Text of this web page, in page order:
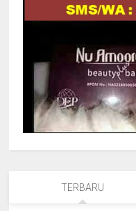
TERBARU